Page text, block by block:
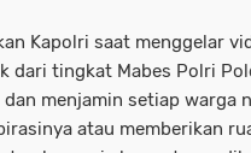
Kapolri saat menggelar
dari tingkat Mabes Polri
menjamin setiap warga
atau memberikan